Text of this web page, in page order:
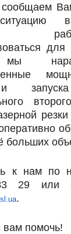
мы
и
больших
к нам по
29 или
.
вам помочь!